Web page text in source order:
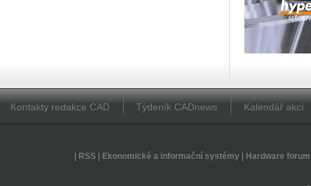
Kontakty redakce CAD Týdeník CADnews Kalendář akcí
RSS| Ekonomické a informační systémy| Hardware forum